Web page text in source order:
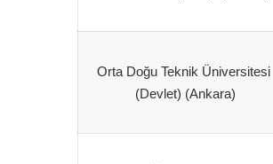
Orta Doğu Teknik Üniversitesi
(Devlet) (Ankara)